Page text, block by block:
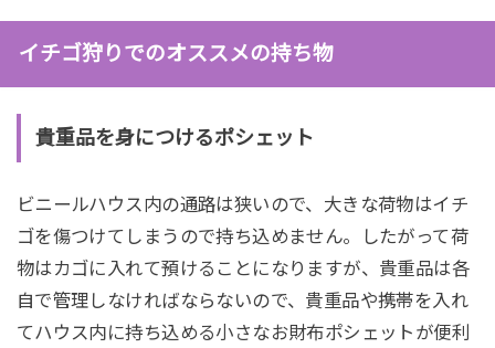
イチゴ狩りでのオススメの持ち物
貴重品を身につけるポシェット
ビニールハウス内の通路は狭いので、大きな荷物はイチ
ゴを傷つけてしまうので持ち込めません。したがって荷
物はカゴに入れて預けることになりますが、貴重品は各
自で管理しなければならないので、貴重品や携帯を入れ
てハウス内に持ち込める小さなお財布ポシェットが便利